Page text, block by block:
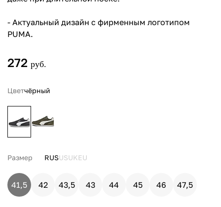
- Актуальный дизайн с фирменным логотипом
PUMA.
272 руб.
Цветчёрный
Размер RUSUSUKEU
41,5 42 43,5 43 44 45 46 47,5